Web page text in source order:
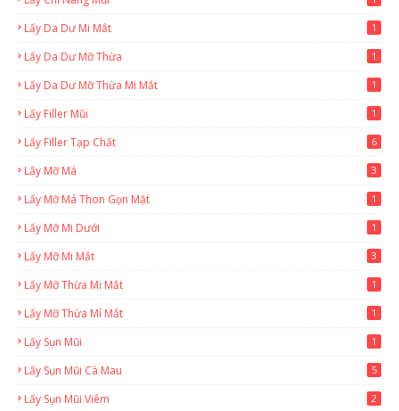
Lấy Da Dư Mi Mắt 1
Lấy Da Dư Mỡ Thừa 1
Lấy Da Dư Mỡ Thừa Mi Mắt 1
Lấy Filler Mũi 1
Lấy Filler Tạp Chất 6
Lấy Mỡ Má 3
Lấy Mỡ Má Thon Gọn Mặt 1
Lấy Mỡ Mi Dưới 1
Lấy Mỡ Mi Mắt 3
Lấy Mỡ Thừa Mi Mắt 1
Lấy Mỡ Thừa Mí Mắt 1
Lấy Sụn Mũi 1
Lấy Sụn Mũi Cà Mau 5
Lấy Sụn Mũi Viêm 2